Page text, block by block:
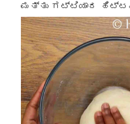
ಮತ್ತು ಗಟ್ಟಿಯಾದ